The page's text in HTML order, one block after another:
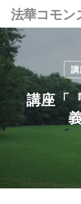
Skip
to
main
content
法華コモン
講座「